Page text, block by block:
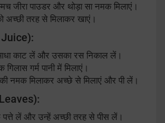
जीरा पाउडर और थोड़ा सा नमक मिलाएं।
अच्छी तरह से मिलाकर खाएं।
काट लें और उसका रस निकाल लें।
गर्म पानी में मिलाएं।
नमक मिलाकर अच्छे से मिलाएं और पी लें।
लें और उन्हें अच्छी तरह से पीस लें।